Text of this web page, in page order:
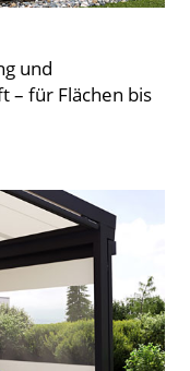
und
– für Flächen bis